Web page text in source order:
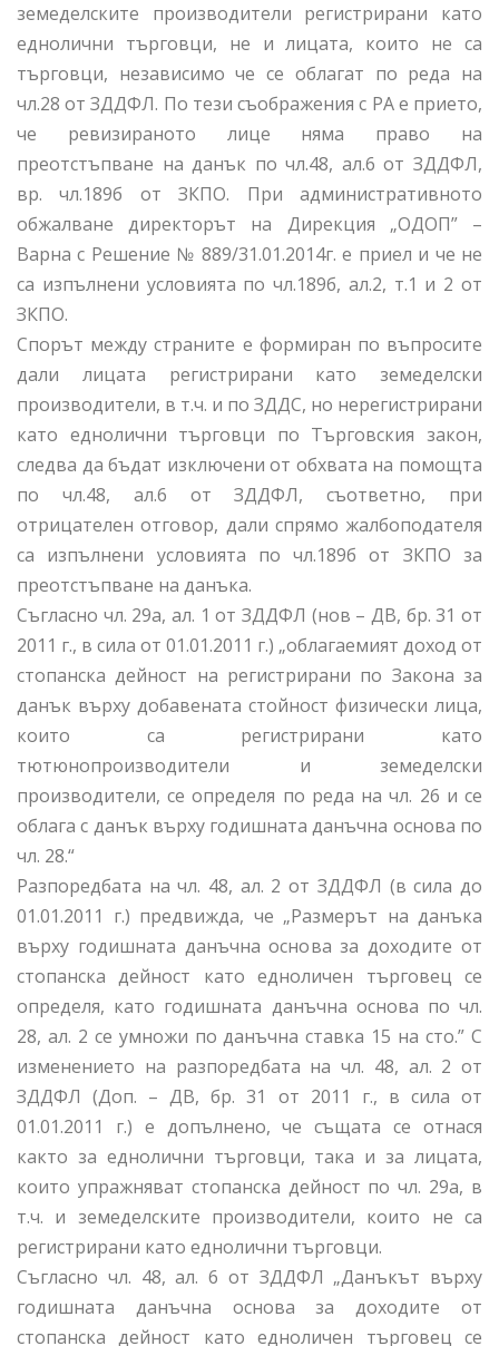
земеделските производители регистрирани като
еднолични търговци, не и лицата, които не са
търговци, независимо че се облагат по реда на
чл.28 от ЗДДФЛ. По тези съображения с РА е прието,
че ревизираното лице няма право на
преотстъпване на данък по чл.48, ал.6 от ЗДДФЛ,
вр. чл.189б от ЗКПО. При административното
обжалване директорът на Дирекция „ОДОП” –
Варна с Решение № 889/31.01.2014г. е приел и че не
са изпълнени условията по чл.189б, ал.2, т.1 и 2 от
ЗКПО.
Спорът между страните е формиран по въпросите
дали лицата регистрирани като земеделски
производители, в т.ч. и по ЗДДС, но нерегистрирани
като еднолични търговци по Търговския закон,
следва да бъдат изключени от обхвата на помощта
по чл.48, ал.6 от ЗДДФЛ, съответно, при
отрицателен отговор, дали спрямо жалбоподателя
са изпълнени условията по чл.189б от ЗКПО за
преотстъпване на данъка.
Съгласно чл. 29а, ал. 1 от ЗДДФЛ (нов – ДВ, бр. 31 от
2011 г., в сила от 01.01.2011 г.) „облагаемият доход от
стопанска дейност на регистрирани по Закона за
данък върху добавената стойност физически лица,
които са регистрирани като
тютюнопроизводители и земеделски
производители, се определя по реда на чл. 26 и се
облага с данък върху годишната данъчна основа по
чл. 28.“
Разпоредбата на чл. 48, ал. 2 от ЗДДФЛ (в сила до
01.01.2011 г.) предвижда, че „Размерът на данъка
върху годишната данъчна основа за доходите от
стопанска дейност като едноличен търговец се
определя, като годишната данъчна основа по чл.
28, ал. 2 се умножи по данъчна ставка 15 на сто.” С
изменението на разпоредбата на чл. 48, ал. 2 от
ЗДДФЛ (Доп. – ДВ, бр. 31 от 2011 г., в сила от
01.01.2011 г.) е допълнено, че същата се отнася
както за еднолични търговци, така и за лицата,
които упражняват стопанска дейност по чл. 29а, в
т.ч. и земеделските производители, които не са
регистрирани като еднолични търговци.
Съгласно чл. 48, ал. 6 от ЗДДФЛ „Данъкът върху
годишната данъчна основа за доходите от
стопанска дейност като едноличен търговец се